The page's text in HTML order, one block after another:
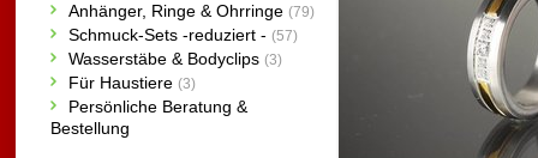
Anhänger, Ringe & Ohrringe (79)
Schmuck-Sets -reduziert - (57)
Wasserstäbe & Bodyclips (3)
Für Haustiere (3)
Persönliche Beratung &
Bestellung